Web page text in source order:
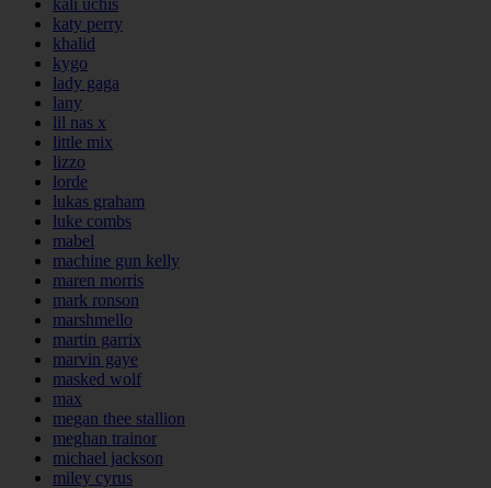
kali uchis
katy perry
khalid
kygo
lady gaga
lany
lil nas x
little mix
lizzo
lorde
lukas graham
luke combs
mabel
machine gun kelly
maren morris
mark ronson
marshmello
martin garrix
marvin gaye
masked wolf
max
megan thee stallion
meghan trainor
michael jackson
miley cyrus